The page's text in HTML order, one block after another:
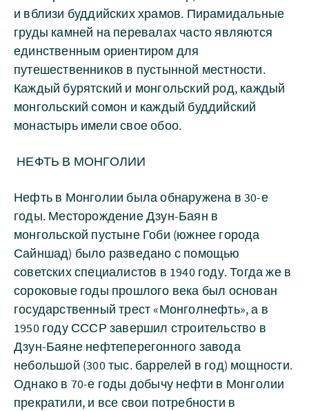
и вблизи буддийских храмов. Пирамидальные
груды камней на перевалах часто являются
единственным ориентиром для
путешественников в пустынной местности.
Каждый бурятский и монгольский род, каждый
монгольский сомон и каждый буддийский
монастырь имели свое обоо.
НЕФТЬ В МОНГОЛИИ
Нефть в Монголии была обнаружена в 30-е
годы. Месторождение Дзун-Баян в
монгольской пустыне Гоби (южнее города
Сайншад) было разведано с помощью
советских специалистов в 1940 году. Тогда же в
сороковые годы прошлого века был основан
государственный трест «Монголнефть», а в
1950 году СССР завершил строительство в
Дзун-Баяне нефтеперегонного завода
небольшой (300 тыс. баррелей в год) мощности.
Однако в 70-е годы добычу нефти в Монголии
прекратили, и все свои потребности в